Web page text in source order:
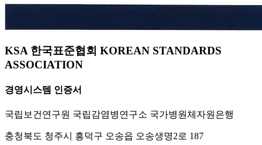
KSA 한국표준협회 KOREAN STANDARDS
ASSOCIATION
경영시스템 인증서
국립보건연구원 국립감염병연구소 국가병원체자원은행
충청북도 청주시 흥덕구 오송읍 오송생명2로 187